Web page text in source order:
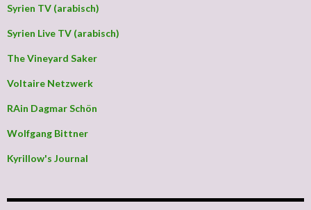
Syrien TV (arabisch)
Syrien Live TV (arabisch)
The Vineyard Saker
Voltaire Netzwerk
RAin Dagmar Schön
Wolfgang Bittner
Kyrillow's Journal